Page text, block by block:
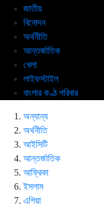
জাতীয়
বিনোদন
অর্থনীতি
আন্তর্জাতিক
খেলা
লাইফস্টাইল
বাংলার কণ্ঠ পরিবার
অন্যান্য
অর্থনীতি
আইসিটি
আন্তর্জাতিক
আফ্রিকা
ইসলাম
এশিয়া